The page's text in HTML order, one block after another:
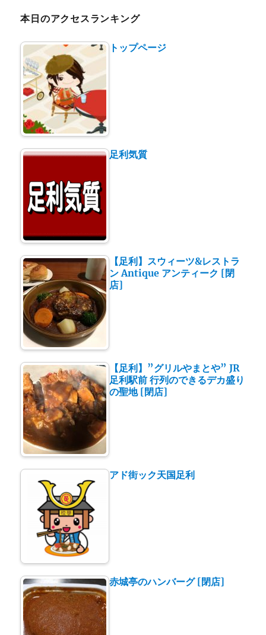
本日のアクセスランキング
トップページ
足利気質
【足利】スウィーツ&レストラ
ン Antique アンティーク [閉
店]
【足利】”グリルやまとや” JR
足利駅前 行列のできるデカ盛り
の聖地 [閉店]
アド街ック天国足利
赤城亭のハンバーグ [閉店]